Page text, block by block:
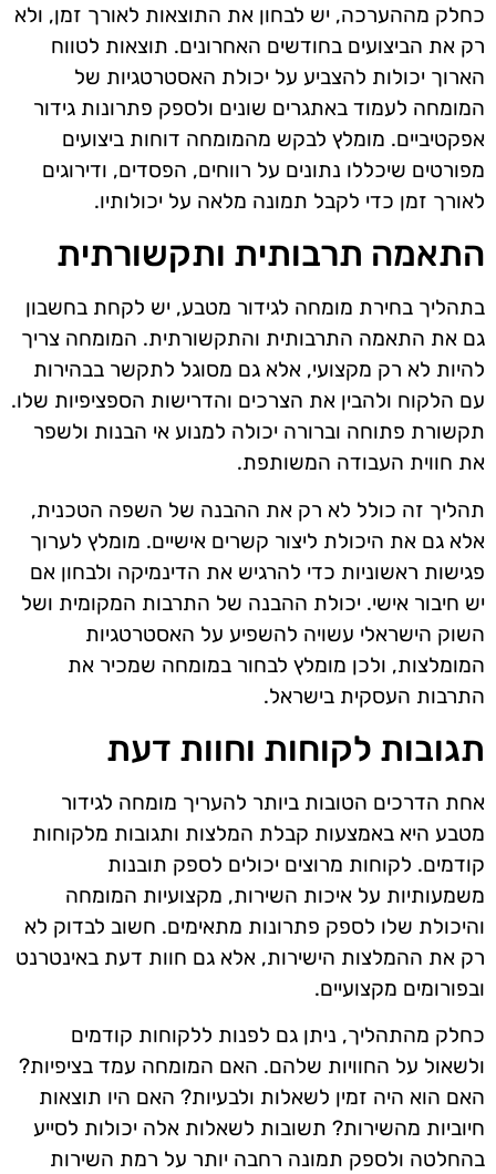
כחלק מההערכה, יש לבחון את התוצאות לאורך זמן, ולא
רק את הביצועים בחודשים האחרונים. תוצאות לטווח
הארוך יכולות להצביע על יכולת האסטרטגיות של
המומחה לעמוד באתגרים שונים ולספק פתרונות גידור
אפקטיביים. מומלץ לבקש מהמומחה דוחות ביצועים
מפורטים שיכללו נתונים על רווחים, הפסדים, ודירוגים
לאורך זמן כדי לקבל תמונה מלאה על יכולותיו.
התאמה תרבותית ותקשורתית
בתהליך בחירת מומחה לגידור מטבע, יש לקחת בחשבון
גם את התאמה התרבותית והתקשורתית. המומחה צריך
להיות לא רק מקצועי, אלא גם מסוגל לתקשר בבהירות
עם הלקוח ולהבין את הצרכים והדרישות הספציפיות שלו.
תקשורת פתוחה וברורה יכולה למנוע אי הבנות ולשפר
את חווית העבודה המשותפת.
תהליך זה כולל לא רק את ההבנה של השפה הטכנית,
אלא גם את היכולת ליצור קשרים אישיים. מומלץ לערוך
פגישות ראשוניות כדי להרגיש את הדינמיקה ולבחון אם
יש חיבור אישי. יכולת ההבנה של התרבות המקומית ושל
השוק הישראלי עשויה להשפיע על האסטרטגיות
המומלצות, ולכן מומלץ לבחור במומחה שמכיר את
התרבות העסקית בישראל.
תגובות לקוחות וחוות דעת
אחת הדרכים הטובות ביותר להעריך מומחה לגידור
מטבע היא באמצעות קבלת המלצות ותגובות מלקוחות
קודמים. לקוחות מרוצים יכולים לספק תובנות
משמעותיות על איכות השירות, מקצועיות המומחה
והיכולת שלו לספק פתרונות מתאימים. חשוב לבדוק לא
רק את ההמלצות הישירות, אלא גם חוות דעת באינטרנט
ובפורומים מקצועיים.
כחלק מהתהליך, ניתן גם לפנות ללקוחות קודמים
ולשאול על החוויות שלהם. האם המומחה עמד בציפיות?
האם הוא היה זמין לשאלות ולבעיות? האם היו תוצאות
חיוביות מהשירות? תשובות לשאלות אלה יכולות לסייע
בהחלטה ולספק תמונה רחבה יותר על רמת השירות